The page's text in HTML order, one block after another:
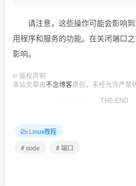
请注意，这些操作可能会影响
用程序和服务的功能。在关闭端口
影响。
© 版权声明
本站文章由不念博客原创，未经允许严禁
THE END
Linux教程
# code
# 端口